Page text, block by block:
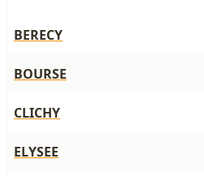
BERECY
BOURSE
CLICHY
ELYSEE